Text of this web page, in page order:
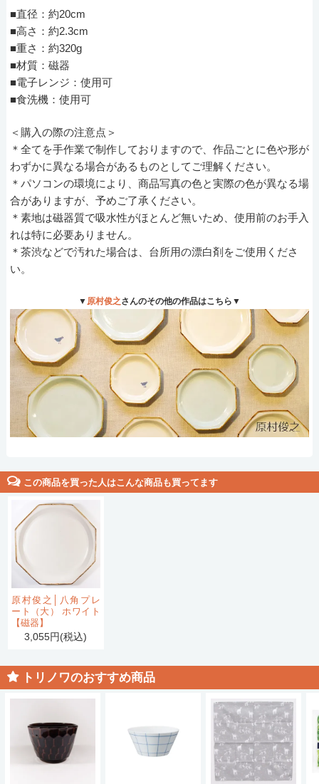
■直径：約20cm
■高さ：約2.3cm
■重さ：約320g
■材質：磁器
■電子レンジ：使用可
■食洗機：使用可
＜購入の際の注意点＞
＊全てを手作業で制作しておりますので、作品ごとに色や形が
わずかに異なる場合があるものとしてご理解ください。
＊パソコンの環境により、商品写真の色と実際の色が異なる場
合がありますが、予めご了承ください。
＊素地は磁器質で吸水性がほとんど無いため、使用前のお手入
れは特に必要ありません。
＊茶渋などで汚れた場合は、台所用の漂白剤をご使用くださ
い。
▼ 原村俊之さんのその他の作品はこちら▼
この商品を買った人はこんな商品も買ってます
原村俊之│八角プレ
ート（大） ホワイト
【磁器】
3,055円(税込)
トリノワのおすすめ商品